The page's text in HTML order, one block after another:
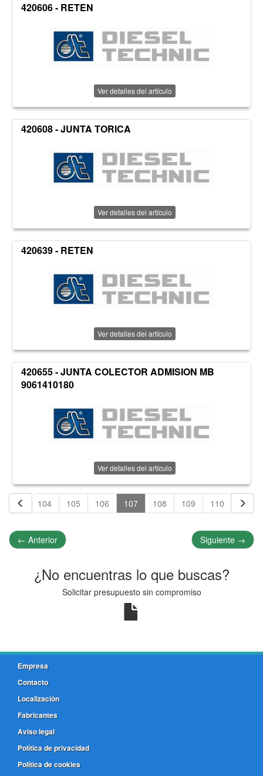
420606 - RETEN
Ver detalles del artículo
420608 - JUNTA TORICA
Ver detalles del artículo
420639 - RETEN
Ver detalles del artículo
420655 - JUNTA COLECTOR ADMISION MB
9061410180
Ver detalles del artículo
103 104 105 106 107 108 109 110 111
← Anterior Siguiente →
¿No encuentras lo que buscas?
Solicitar presupuesto sin compromiso
Empresa
Contacto
Localización
Fabricantes
Aviso legal
Política de privacidad
Política de cookies